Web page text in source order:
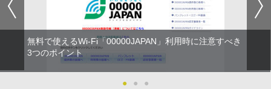
無料で使えるWi-Fi「00000JAPAN」利用時に注意すべき
3つのポイント
● ● ●